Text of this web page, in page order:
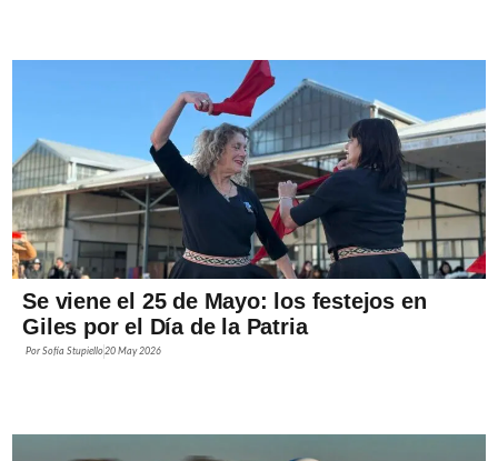
Se viene el 25 de Mayo: los festejos en
Giles por el Día de la Patria
PorSofía Stupiello 20 May 2026